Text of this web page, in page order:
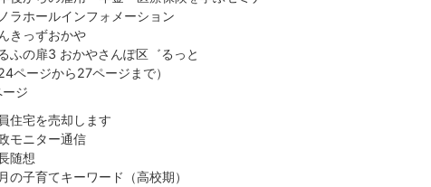
ラホールインフォメーション
きっずおかや
ふの扉3 おかやさんぽ区゛るっと
24ページから27ページまで）
ジ
住宅を売却します
モニター通信
随想
の子育てキーワード（高校期）